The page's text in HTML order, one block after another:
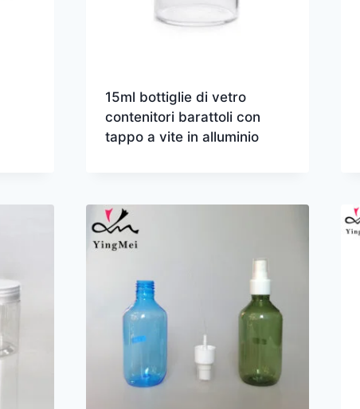
15ml bottiglie di vetro
contenitori barattoli con
tappo a vite in alluminio